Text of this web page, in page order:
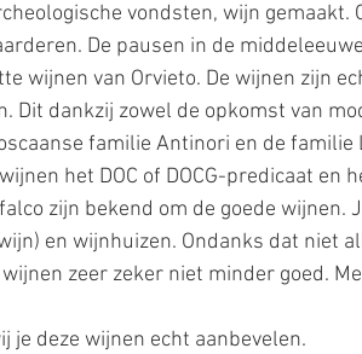
vondsten, wijn gemaakt.
De pausen in de
wijnen van Orvieto. De wijnen zijn
Dit dankzij zowel de opkomst van
familie Antinori en de
het DOC of DOCG-predicaat en
zijn bekend om de goede wijnen.
en wijnhuizen. Ondanks dat niet
zeer zeker niet minder goed.
je deze wijnen echt aanbevelen.